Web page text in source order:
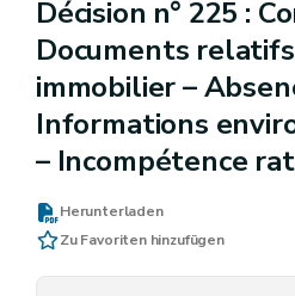
Décision n° 225 :
Documents
immobilier –
Informations
– Incompétence
Herunterladen
Zu Favoriten hinzufügen